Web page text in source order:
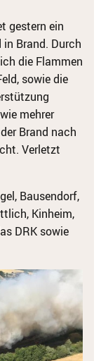
gestern ein
Brand. Durch
die Flammen
sowie die
mehrer
Brand nach
Verletzt
Bausendorf,
Kinheim,
DRK sowie